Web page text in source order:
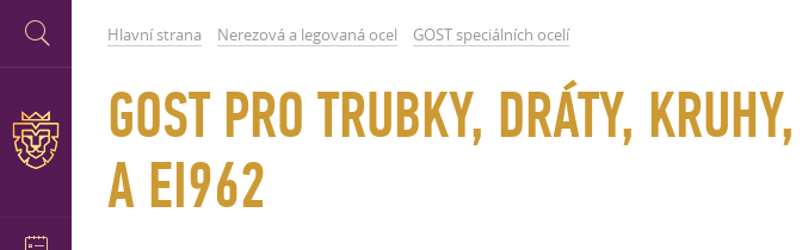
Hlavní strana Nerezová a legovaná ocel GOST speciálních ocelí
GOST PRO TRUBKY, DRÁTY,
A EI962